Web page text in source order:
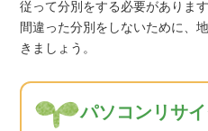
従って分別をする必要があります
間違った分別をしないために、
きましょう。
パソコンリサ